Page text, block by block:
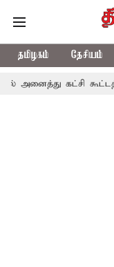
தமிழகம் தேசியம்
கட்சி கூட்டத்தை